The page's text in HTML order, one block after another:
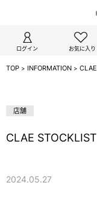
ログイン お気に入り
TOP > INFORMATION > CLAE
店舗
CLAE STOCKLIST
2024.05.27